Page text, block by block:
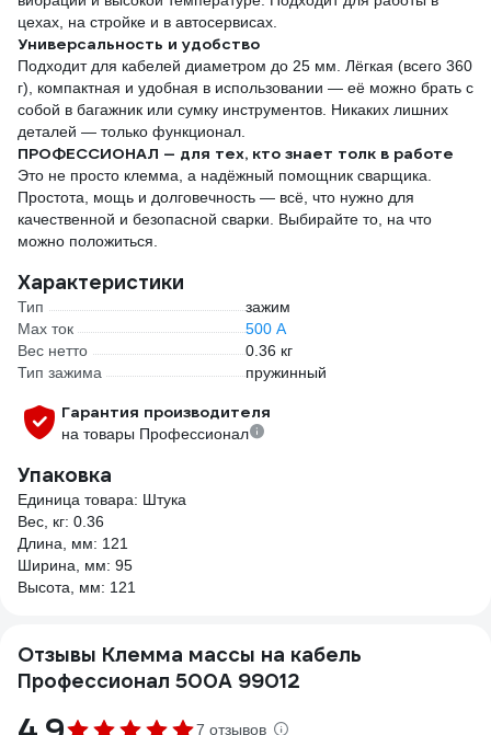
цехах, на стройке и в автосервисах.
Универсальность и удобство
Подходит для кабелей диаметром до 25 мм. Лёгкая (всего 360
г), компактная и удобная в использовании — её можно брать с
собой в багажник или сумку инструментов. Никаких лишних
деталей — только функционал.
ПРОФЕССИОНАЛ — для тех, кто знает толк в работе
Это не просто клемма, а надёжный помощник сварщика.
Простота, мощь и долговечность — всё, что нужно для
качественной и безопасной сварки. Выбирайте то, на что
можно положиться.
Характеристики
Тип
зажим
Max ток
500 А
Вес нетто
0.36 кг
Тип зажима
пружинный
Гарантия производителя
на товары Профессионал
Упаковка
Единица товара: Штука
Вес, кг: 0.36
Длина, мм: 121
Ширина, мм: 95
Высота, мм: 121
Отзывы Клемма массы на кабель
Профессионал 500А 99012
7 отзывов